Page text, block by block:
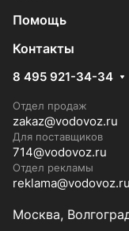
Помощь
Контакты
8 495 921-34-34
Отдел продаж
zakaz@vodovoz.ru
Для поставщиков
714@vodovoz.ru
Отдел рекламы
reklama@vodovoz.ru
Москва,